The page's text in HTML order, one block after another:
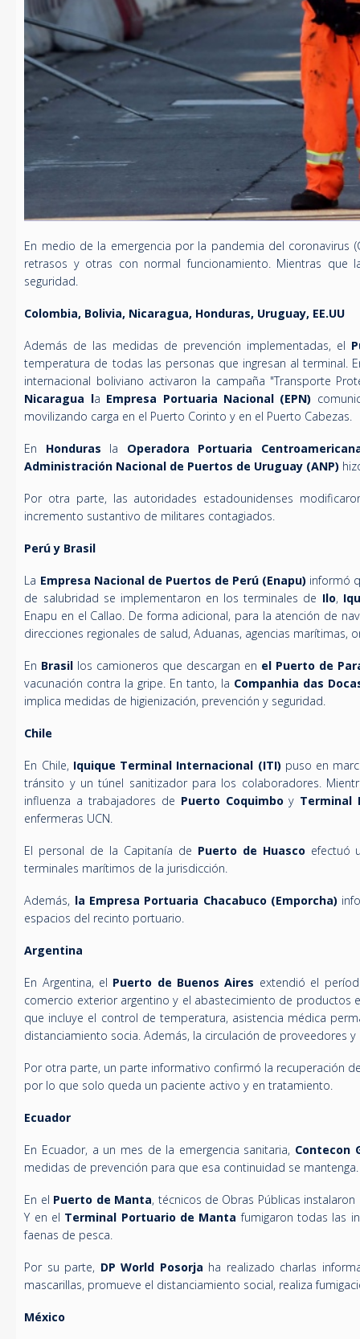
En medio de la emergencia por la pandemia del coronavirus
retrasos y otras con normal funcionamiento. Mientras
seguridad.
Colombia, Bolivia, Nicaragua, Honduras, Uruguay, EE.UU
Además de las medidas de prevención implementadas, el
temperatura de todas las personas que ingresan al terminal.
internacional boliviano activaron la campaña "Transporte
Nicaragua la Empresa Portuaria Nacional (EPN)
movilizando carga en el Puerto Corinto y en el Puerto Cabezas.
En Honduras la Operadora Portuaria
Administración Nacional de Puertos de Uruguay (ANP)
Por otra parte, las autoridades estadounidenses
incremento sustantivo de militares contagiados.
Perú y Brasil
La Empresa Nacional de Puertos de Perú (Enapu) informó
de salubridad se implementaron en los terminales de Ilo,
Enapu en el Callao. De forma adicional, para la atención de
direcciones regionales de salud, Aduanas, agencias
En Brasil los camioneros que descargan en el Puerto de
vacunación contra la gripe. En tanto, la Companhia das
implica medidas de higienización, prevención y seguridad.
Chile
En Chile, Iquique Terminal Internacional (ITI)puso en
tránsito y un túnel sanitizador para los colaboradores.
influenza a trabajadores de Puerto Coquimboy Terminal
enfermeras UCN.
El personal de la Capitanía de Puerto de Huascoefectuó
terminales marítimos de la jurisdicción.
Además, la Empresa Portuaria Chacabuco (Emporcha)
espacios del recinto portuario.
Argentina
En Argentina, el Puerto de Buenos Aires extendió el
comercio exterior argentino y el abastecimiento de productos
que incluye el control de temperatura, asistencia médica
distanciamiento socia. Además, la circulación de proveedores
Por otra parte, un parte informativo confirmó la recuperación
por lo que solo queda un paciente activo y en tratamiento.
Ecuador
En Ecuador, a un mes de la emergencia sanitaria, Contecon
medidas de prevención para que esa continuidad se mantenga.
En el Puerto de Manta, técnicos de Obras Públicas
Y en el Terminal Portuario de Manta fumigaron todas las
faenas de pesca.
Por su parte, DP World Posorja ha realizado charlas
mascarillas, promueve el distanciamiento social, realiza
México